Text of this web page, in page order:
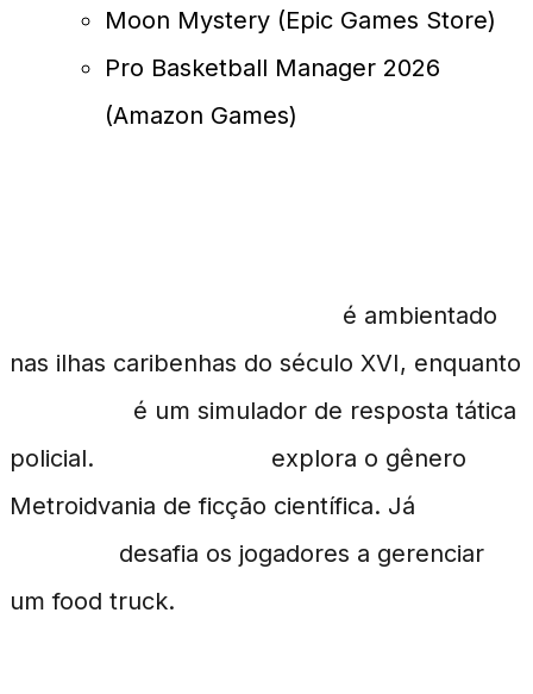
Moon Mystery (Epic Games Store)
Pro Basketball Manager 2026
(Amazon Games)
é ambientado
nas ilhas caribenhas do século XVI, enquanto
é um simulador de resposta tática
policial.
explora o gênero
Metroidvania de ficção científica. Já
desafia os jogadores a gerenciar
um food truck.